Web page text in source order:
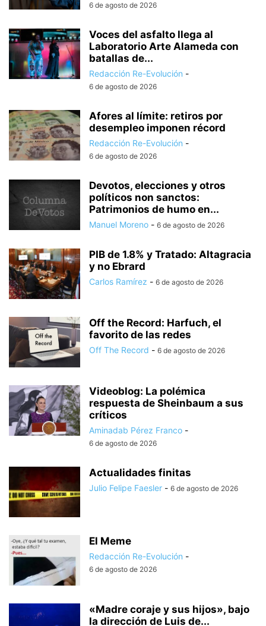
6 de agosto de 2026
Voces del asfalto llega al
Laboratorio Arte Alameda con
batallas de...
Redacción Re-Evolución -
6 de agosto de 2026
Afores al límite: retiros por
desempleo imponen récord
Redacción Re-Evolución -
6 de agosto de 2026
Devotos, elecciones y otros
políticos non sanctos:
Patrimonios de humo en...
Manuel Moreno - 6 de agosto de 2026
PIB de 1.8% y Tratado: Altagracia
y no Ebrard
Carlos Ramírez - 6 de agosto de 2026
Off the Record: Harfuch, el
favorito de las redes
Off The Record - 6 de agosto de 2026
Videoblog: La polémica
respuesta de Sheinbaum a sus
críticos
Aminadab Pérez Franco -
6 de agosto de 2026
Actualidades finitas
Julio Felipe Faesler - 6 de agosto de 2026
El Meme
Redacción Re-Evolución -
6 de agosto de 2026
«Madre coraje y sus hijos», bajo
la dirección de Luis de...